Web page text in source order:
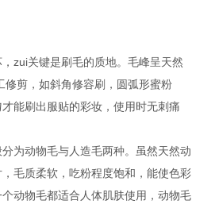
zui关键是刷毛的质地。毛峰呈天然
修剪，如斜角修容刷，圆弧形蜜粉
能刷出服贴的彩妆，使用时无刺痛
为动物毛与人造毛两种。虽然天然动
毛质柔软，吃粉程度饱和，能使色彩
动物毛都适合人体肌肤使用，动物毛